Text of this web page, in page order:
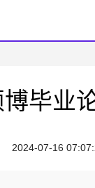
博毕业
2024-07-16